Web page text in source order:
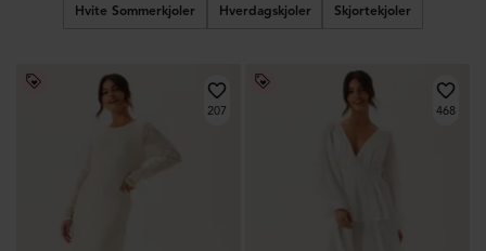
Hvite Sommerkjoler Hverdagskjoler Skjortekjoler
207 468